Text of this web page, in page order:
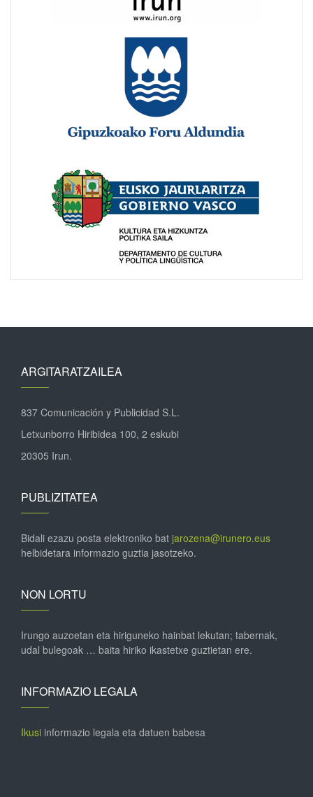
ARGITARATZAILEA
837 Comunicación y Publicidad S.L.
Letxunborro Hiribidea 100, 2 eskubi
20305 Irun.
PUBLIZITATEA
Bidali ezazu posta elektroniko bat jarozena@irunero.eus
helbidetara informazio guztia jasotzeko.
NON LORTU
Irungo auzoetan eta hiriguneko hainbat lekutan; tabernak,
udal bulegoak … baita hiriko ikastetxe guztietan ere.
INFORMAZIO LEGALA
Ikusi informazio legala eta datuen babesa